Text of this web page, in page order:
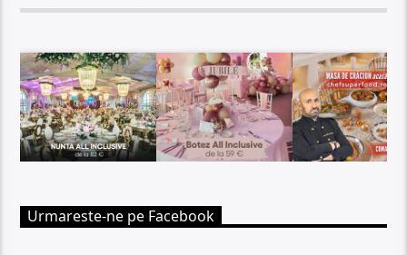
Urmareste-ne pe Facebook